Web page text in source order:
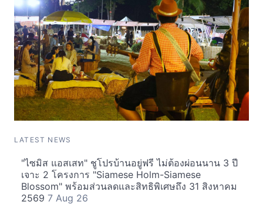
LATEST NEWS
"ไซมิส แอสเสท" ชูโปรบ้านอยู่ฟรี ไม่ต้องผ่อนนาน 3 ปี
เจาะ 2 โครงการ "Siamese Holm-Siamese
Blossom" พร้อมส่วนลดและสิทธิพิเศษถึง 31 สิงหาคม
2569 7 Aug 26